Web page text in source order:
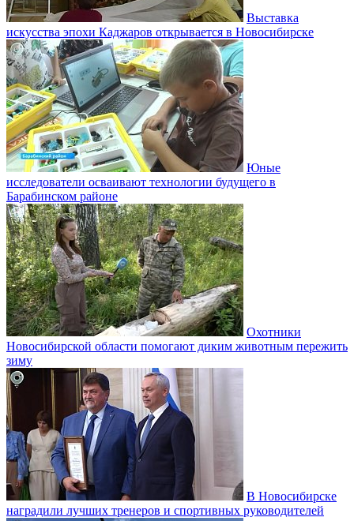
Выставка
искусства эпохи Каджаров открывается в Новосибирске
Юные
исследователи осваивают технологии будущего в
Барабинском районе
Охотники
Новосибирской области помогают диким животным пережить
зиму
В Новосибирске
наградили лучших тренеров и спортивных руководителей